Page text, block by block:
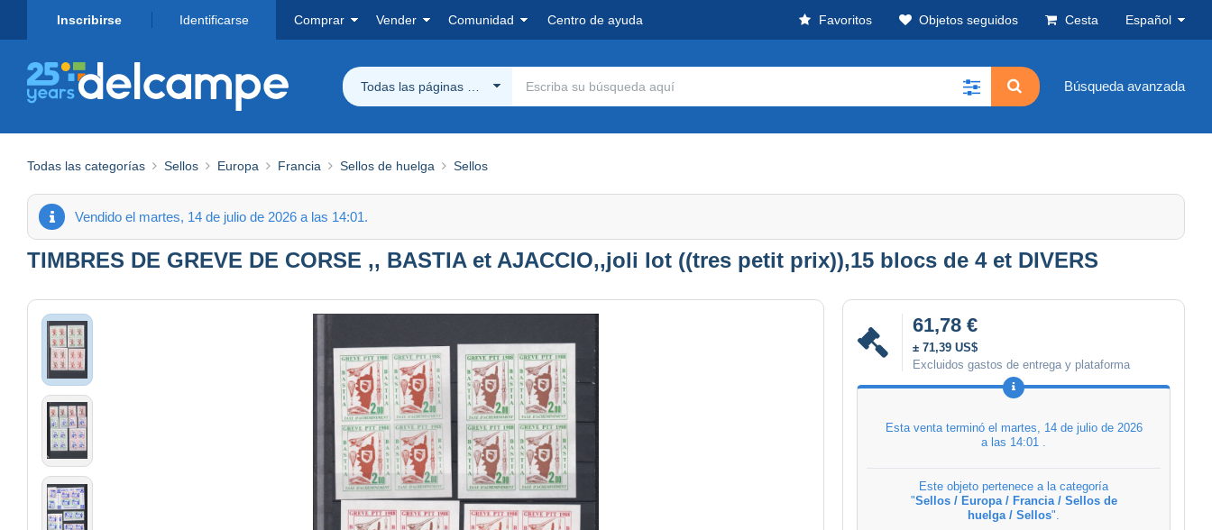
Inscribirse Identificarse Comprar Vender Comunidad Centro de ayuda Favoritos Objetos seguidos Cesta Español
Todas las páginas Delcampe Búsqueda avanzada
Todas las categorías Sellos Europa Francia Sellos de huelga Sellos
Vendido el martes, 14 de julio de 2026 a las 14:01.
TIMBRES DE GREVE DE CORSE ,, BASTIA et AJACCIO,,joli lot ((tres petit prix)),15 blocs de 4 et DIVERS
61,78 €
± 71,39 US$
Excluidos gastos de entrega y plataforma
Esta venta terminó el martes, 14 de julio de 2026
a las 14:01
Este objeto pertenece a la categoría
"Sellos / Europa / Francia / Sellos de
huelga / Sellos".